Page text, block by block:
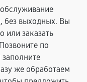
без выходных. Вы
или заказать
по
же обработаем